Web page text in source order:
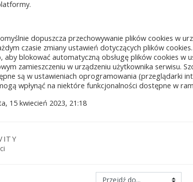
dopuszcza przechowywanie plików cookies w
czasie zmiany ustawień dotyczących plików
aby blokować automatyczną obsługę plików cookies
zamieszczeniu w urządzeniu użytkownika serwisu.
są w ustawieniach oprogramowania (przeglądarki
wpłynąć na niektóre funkcjonalności dostępne w
15 kwiecień 2023, 21:18